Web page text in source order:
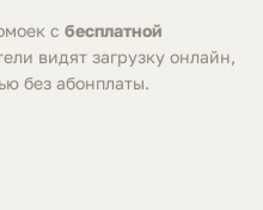
с бесплатной
видят загрузку онлайн,
без абонплаты.